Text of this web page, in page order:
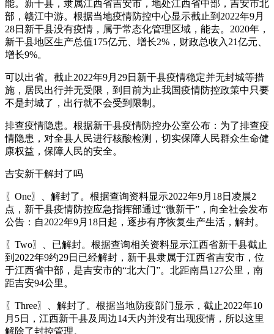
能。新干县，隶属江西省吉安市，地处江西省中部，吉安市北
部，赣江中游。根据当地疫情防控中心显示截止到2022年9月
28日新干县没有疫情，属于常态化管理区域，能去。2020年，
新干县地区生产总值175亿元、增长2%，财政总收入21亿元、
增长9%。
可以出省。截止2022年9月29日新干县疫情稳定并无封城等措
施，居民出行并无受限，到目前为止我国疫情防控政策中只要
不是封城了，出行就不会受到限制。
排查疫情隐患。根据新干县疫情防控办公室公布：为了排查疫
情隐患，对全县人民进行核酸检测，切实保障人民群众生命健
康权益，保障人民的安全。
吉安新干解封了吗
〖One〗、解封了。根据查询资料显示2022年9月18日凌晨2
点，新干县疫情防控应急指挥部通过“微新干”，向全社会发布
公告：自2022年9月18日起，逐步有序恢复生产生活，解封。
〖Two〗、已解封。根据查询相关资料显示江西省新干县截止
到2022年9约29日已经解封，新干县隶属于江西省吉安市，位
于江西省中部，是吉安市的“北大门”。北距南昌127公里，南
距吉安94公里。
〖Three〗、解封了。根据当地防疫部门显示，截止2022年10
月5日，江西新干县及周边14天内并没有出现疫情，所以这里
解除了封控管理。